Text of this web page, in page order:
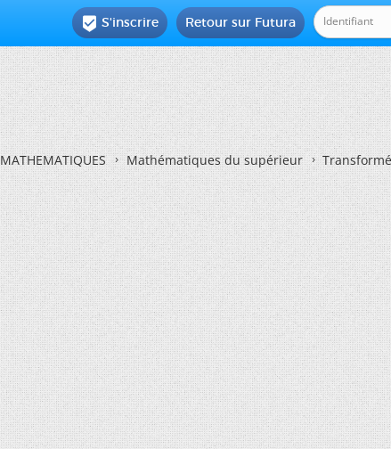
Retour sur Futura
 S'inscrire
MATHEMATIQUES Mathématiques du supérieur